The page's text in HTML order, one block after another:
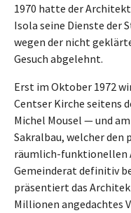
1970 hatte der
Isola seine Dienste der
wegen der nicht
Gesuch abgelehnt.
Erst im Oktober 1972
Centser Kirche seitens
Michel Mousel — und
Sakralbau, welcher
räumlich-funktionellen
Gemeinderat definitiv
präsentiert das
Millionen angedachtes